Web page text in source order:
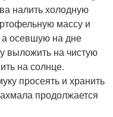
налить холодную
массу и
а осевшую на дне
выложить на чистую
на солнце.
просеять и хранить
продолжается